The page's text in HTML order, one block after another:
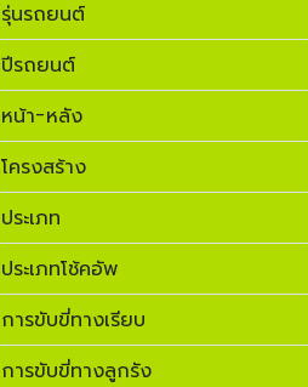
รุ่นรถยนต์
ปีรถยนต์
หน้า-หลัง
โครงสร้าง
ประเภท
ประเภทโช้คอัพ
การขับขี่ทางเรียบ
การขับขี่ทางลูกรัง